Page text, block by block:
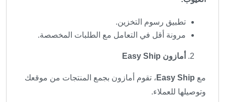
تطبيق رسوم التخزين.
مرونة أقل في التعامل مع الطلبات المخصصة.
أمازون Easy Ship
مع Easy Ship ، تقوم أمازون بجمع المنتجات من موقعك
وتوصيلها للعملاء.